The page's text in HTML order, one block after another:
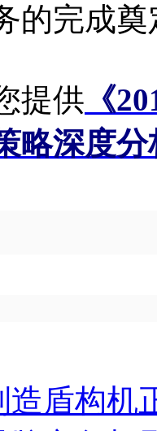
的完成
供 《
略深度
造盾构机